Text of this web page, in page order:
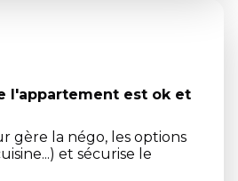
l'appartement est ok et
gère la négo, les options
et sécurise le